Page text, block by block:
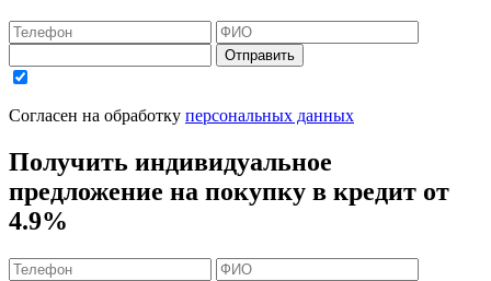
Отправить
Согласен на обработку персональных данных
Получить индивидуальное
предложение на покупку в кредит от
4.9%